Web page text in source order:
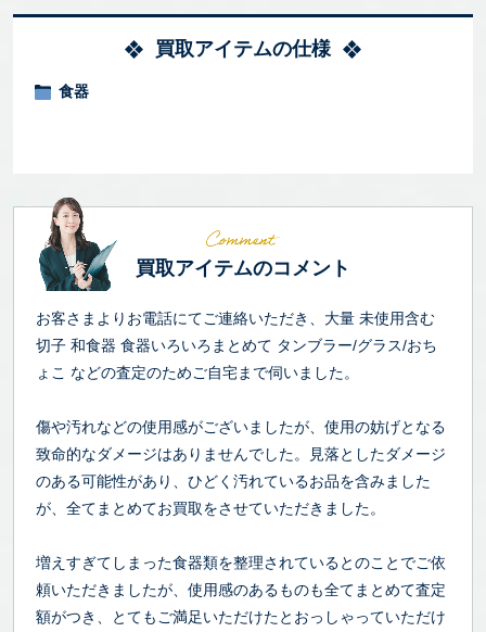
買取アイテムの仕様
食器
買取アイテムのコメント
お客さまよりお電話にてご連絡いただき、大量 未使用含む
切子 和食器 食器いろいろまとめて タンブラー/グラス/おち
ょこ などの査定のためご自宅まで伺いました。
傷や汚れなどの使用感がございましたが、使用の妨げとなる
致命的なダメージはありませんでした。見落としたダメージ
のある可能性があり、ひどく汚れているお品を含みました
が、全てまとめてお買取をさせていただきました。
増えすぎてしまった食器類を整理されているとのことでご依
頼いただきましたが、使用感のあるものも全てまとめて査定
額がつき、とてもご満足いただけたとおっしゃっていただけ